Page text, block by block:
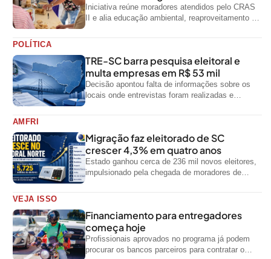
Iniciativa reúne moradores atendidos pelo CRAS
II e alia educação ambiental, reaproveitamento de
POLÍTICA
TRE-SC barra pesquisa eleitoral e
multa empresas em R$ 53 mil
Decisão apontou falta de informações sobre os
locais onde entrevistas foram realizadas e
AMFRI
Migração faz eleitorado de SC
crescer 4,3% em quatro anos
Estado ganhou cerca de 236 mil novos eleitores,
impulsionado pela chegada de moradores de
VEJA ISSO
Financiamento para entregadores
começa hoje
Profissionais aprovados no programa já podem
procurar os bancos parceiros para contratar o